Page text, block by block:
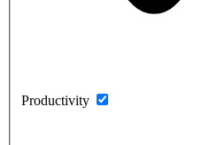
Productivity